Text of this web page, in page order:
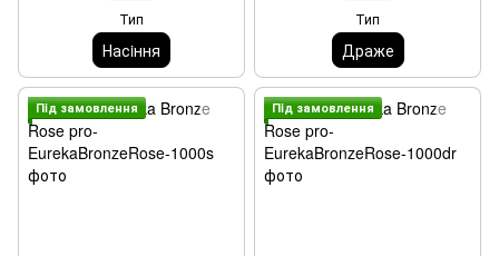
Тип
Насiння
Тип
Драже
Пiд замовлення Пiд замовлення